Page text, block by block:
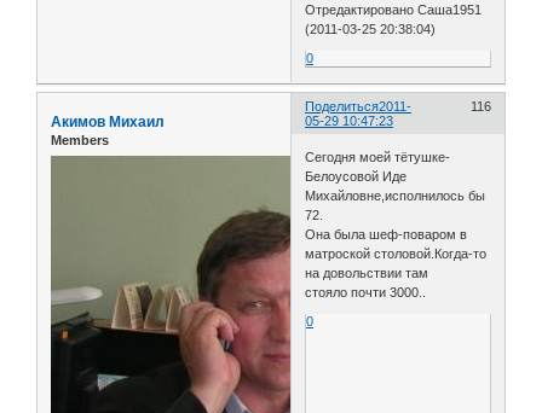
Отредактировано Саша1951
(2011-03-25 20:38:04)
0
Поделиться 116
2011-
05-29 10:47:23
Акимов Михаил
Members
Сегодня моей тётушке-
Белоусовой Иде
Михайловне,исполнилось бы
72.
Она была шеф-поваром в
матроской столовой.Когда-то
на довольствии там
стояло почти 3000..
0